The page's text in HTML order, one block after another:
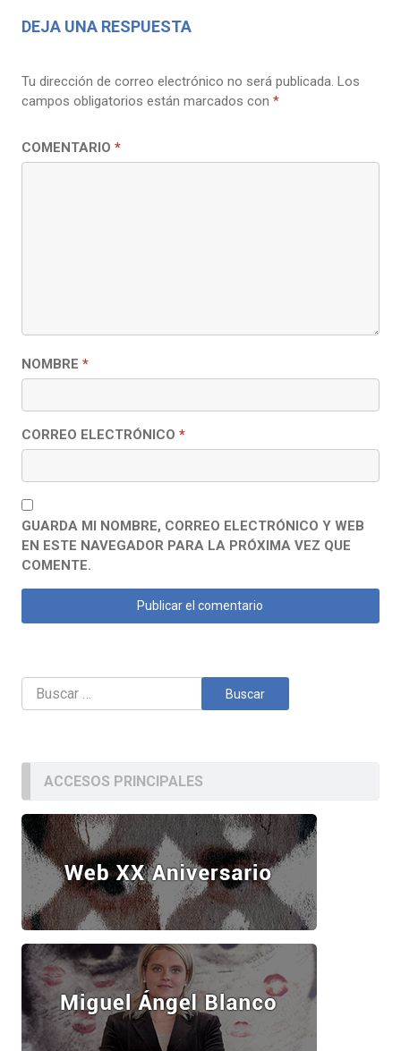
DEJA UNA RESPUESTA
Tu dirección de correo electrónico no será publicada. Los
campos obligatorios están marcados con *
COMENTARIO *
NOMBRE *
CORREO ELECTRÓNICO *
GUARDA MI NOMBRE, CORREO ELECTRÓNICO Y WEB
EN ESTE NAVEGADOR PARA LA PRÓXIMA VEZ QUE
COMENTE.
Buscar:
ACCESOS PRINCIPALES